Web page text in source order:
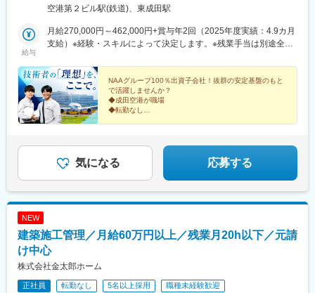
腰を据えて働けます。※マイカー通勤（一部条件あり）※主に千葉
す。＜本社＞千葉県成田市三里塚字御料牧場1番2 臨空開発第1セ
ンタービル6階◆京成線経由芝山鉄道「芝山千代田駅」より徒歩４
行機に関係のある仕事がしたい」という理由で大阪から引っ越し
てきた社員もいます。
空港第２ビル駅(鉄道)、東成田駅
給与
月給270,000円～462,000円+賞与年2回（2025年度実績：4.9カ月
支給）※経験・スキルによって決定します。※残業手当は別途全額
580万円／30歳・年収460万円／23歳
NAAグループ100％出資子会社！抜群の安定基盤のもと
で活躍しませんか？
◆成田空港が職場
◆転勤なし
◆充実の資格取得支援あり
◆住居手当・扶養手当・資格手当など充実！
気になる 応募する
NEW
建築施工管理／月給60万円以上／残業月20h以下／元請
け中心
株式会社金太郎ホーム
正社員 転勤なし 5名以上採用
職種未経験歓迎